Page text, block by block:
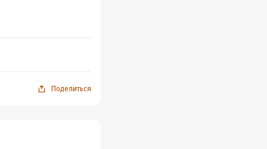
Поделиться